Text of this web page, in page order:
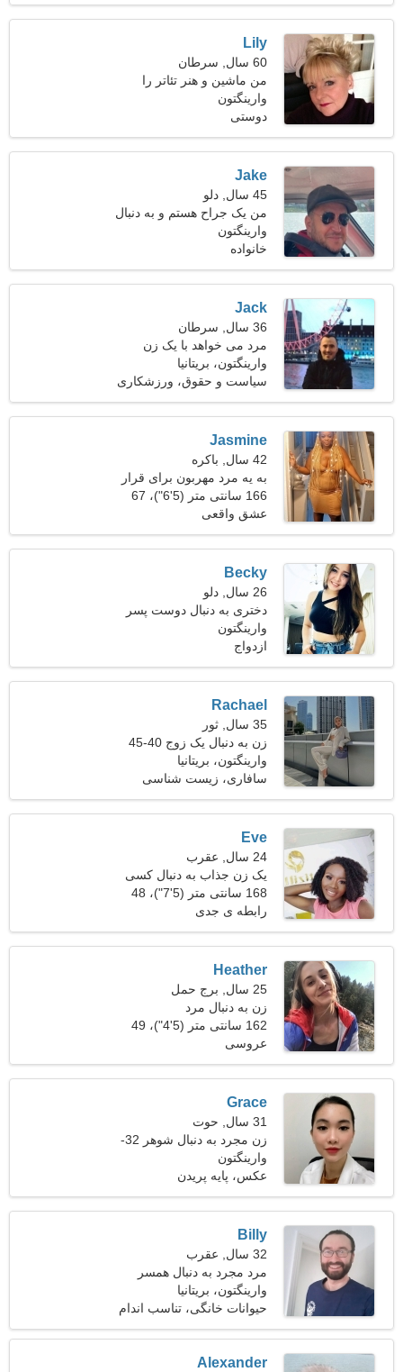
Lily
60 سال, سرطان
من ماشین و هنر تئاتر را
ترجیح می دهم
وارینگتون
دوستی
Jake
45 سال, دلو
من یک جراح هستم و به دنبال
یک زن خوب هستم
وارینگتون
خانواده
Jack
36 سال, سرطان
مرد می خواهد با یک زن
ملاقات کند
وارینگتون، بریتانیا
سیاست و حقوق، ورزشکاری
Jasmine
42 سال, باکره
به یه مرد مهربون برای قرار
خرما نیازمندم
166 سانتی متر (5'6")، 67
کیلوگرم (147 پوند)
عشق واقعی
Becky
26 سال, دلو
دختری به دنبال دوست پسر
30-34
وارینگتون
ازدواج
Rachael
35 سال, ثور
زن به دنبال یک زوج 40-45
وارینگتون، بریتانیا
سافاری، زیست شناسی
Eve
24 سال, عقرب
یک زن جذاب به دنبال کسی
مثل شما است
168 سانتی متر (5'7")، 48
کیلوگرم (105 پوند)
رابطه ی جدی
Heather
25 سال, برج حمل
زن به دنبال مرد
162 سانتی متر (5'4")، 49
کیلوگرم (108 پوند)
عروسی
Grace
31 سال, حوت
زن مجرد به دنبال شوهر 32-
43
وارینگتون
عکس، پایه پریدن
Billy
32 سال, عقرب
مرد مجرد به دنبال همسر
وارینگتون، بریتانیا
حیوانات خانگی، تناسب اندام
Alexander